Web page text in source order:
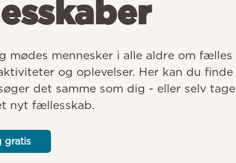
mødes mennesker i alle aldre om fælles
og oplevelser. Her kan du finde
det samme som dig - eller selv tage
nyt fællesskab.
gratis